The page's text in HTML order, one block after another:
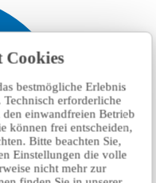
Cookies
bestmögliche Erlebnis
Technisch erforderliche
den einwandfreien Betrieb
können frei entscheiden,
Bitte beachten Sie,
Einstellungen die volle
nicht mehr zur